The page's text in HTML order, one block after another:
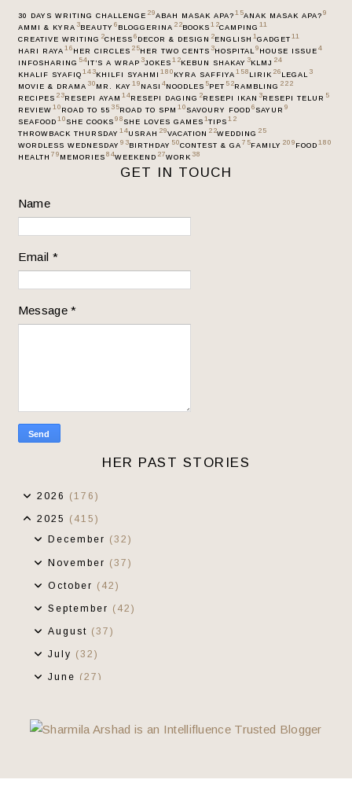
30 DAYS WRITING CHALLENGE 29ABAH MASAK APA? 15ANAK MASAK APA? 9
AMMI & KYRA 3BEAUTY 6 BLOGGERINA 22BOOKS 12CAMPING 11
CREATIVE WRITING 2CHESS 6 DECOR & DESIGN 2ENGLISH 1GADGET 11
HARI RAYA 16 HER CIRCLES 25HER TWO CENTS 3HOSPITAL9 HOUSE ISSUE 4
INFOSHARING 54IT’S A WRAP 3JOKES 12KEBUN SHAKAY 3KLMJ 24
KHALIF SYAFIQ 143KHILFI SYAHMI 180 KYRA SAFFIYA 158 LIRIK 26 LEGAL3
MOVIE & DRAMA 30 MR. KAY 19 NASI 4NOODLES 5PET 52RAMBLING 222
RECIPES 23RESEPI AYAM 14RESEPI DAGING 2RESEPI IKAN 3RESEPI TELUR 5
REVIEW 10 ROAD TO 55 35ROAD TO SPM 10 SAVOURY FOOD 6 SAYUR 9
SEAFOOD 10 SHE COOKS 98 SHE LOVES GAMES 1TIPS 12
THROWBACK THURSDAY 14USRAH 29VACATION 22WEDDING 25
WORDLESS WEDNESDAY 93BIRTHDAY 50CONTEST & GA 75FAMILY 209 FOOD 180
HEALTH 79 MEMORIES 84WEEKEND 27WORK 38
GET IN TOUCH
Name
Email *
Message*
HER PAST STORIES
2026 (176)
2025 (415)
December (32)
November (37)
October (42)
September (42)
August (37)
July (32)
June (27)
April(22)